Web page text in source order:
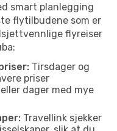
smart planlegging
flytilbudene som er
flyreiser
Tirsdager og
priser
dager med mye
Travellink sjekker